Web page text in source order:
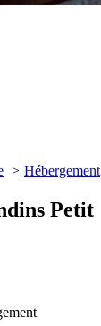
Hébergement
Petit